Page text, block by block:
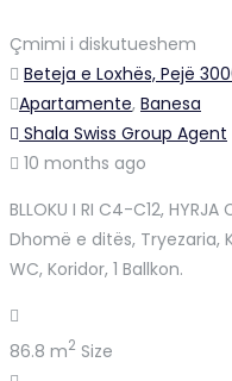
Çmimi i diskutueshem
Beteja e Loxhës, Pejë
Apartamente, Banesa
Shala Swiss Group Agent
10 months ago
BLLOKU I RI C4-C12,
Dhomë e ditës, Tryezaria,
WC, Koridor, 1 Ballkon.
86.8 m2 Size